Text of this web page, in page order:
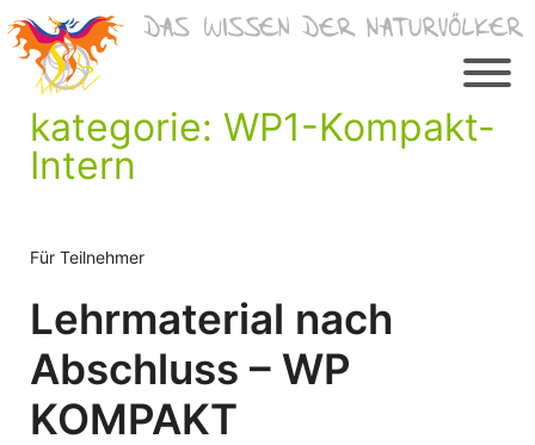
Inhalt
springen
kategorie: WP1-Kompakt-
Intern
Für Teilnehmer
Lehrmaterial nach
Abschluss – WP
KOMPAKT